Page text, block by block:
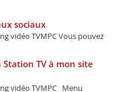
sociaux
vidéo TVMPC Vous pouvez
TV à mon site
vidéo TVMPC Menu